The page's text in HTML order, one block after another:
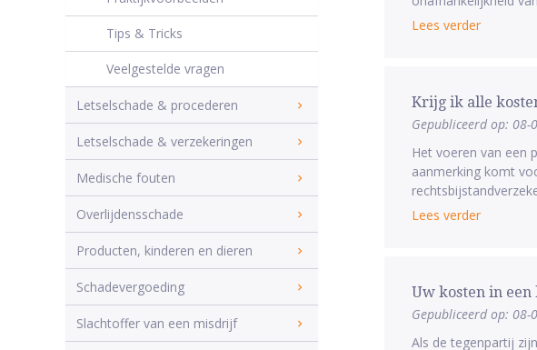
Lees verder
Krijg ik alle
Gepubliceerd op: 08-
Het voeren van een
aanmerking komt
Lees verder
Uw kosten in
Gepubliceerd op: 08-
Als de tegenpartij
Tips & Tricks
Veelgestelde vragen
Letselschade & procederen
Letselschade & verzekeringen
Medische fouten
Overlijdensschade
Producten, kinderen en dieren
Schadevergoeding
Slachtoffer van een misdrijf